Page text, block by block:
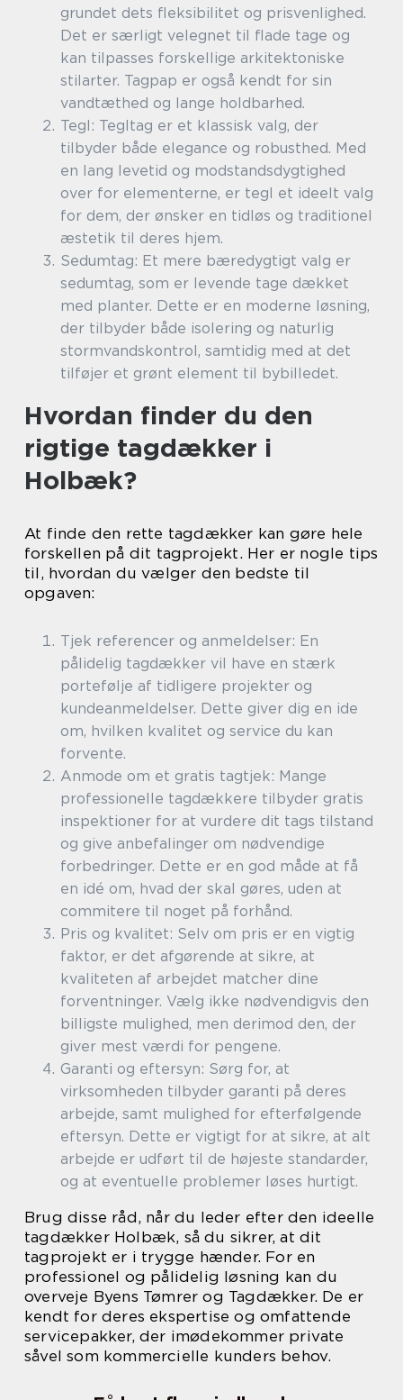
grundet dets fleksibilitet og prisvenlighed.
Det er særligt velegnet til flade tage og
kan tilpasses forskellige arkitektoniske
stilarter. Tagpap er også kendt for sin
vandtæthed og lange holdbarhed.
Tegl: Tegltag er et klassisk valg, der
tilbyder både elegance og robusthed. Med
en lang levetid og modstandsdygtighed
over for elementerne, er tegl et ideelt valg
for dem, der ønsker en tidløs og traditionel
æstetik til deres hjem.
Sedumtag: Et mere bæredygtigt valg er
sedumtag, som er levende tage dækket
med planter. Dette er en moderne løsning,
der tilbyder både isolering og naturlig
stormvandskontrol, samtidig med at det
tilføjer et grønt element til bybilledet.
Hvordan finder du den
rigtige tagdækker i
Holbæk?
At finde den rette tagdækker kan gøre hele
forskellen på dit tagprojekt. Her er nogle tips
til, hvordan du vælger den bedste til
opgaven:
Tjek referencer og anmeldelser: En
pålidelig tagdækker vil have en stærk
portefølje af tidligere projekter og
kundeanmeldelser. Dette giver dig en ide
om, hvilken kvalitet og service du kan
forvente.
Anmode om et gratis tagtjek: Mange
professionelle tagdækkere tilbyder gratis
inspektioner for at vurdere dit tags tilstand
og give anbefalinger om nødvendige
forbedringer. Dette er en god måde at få
en idé om, hvad der skal gøres, uden at
commitere til noget på forhånd.
Pris og kvalitet: Selv om pris er en vigtig
faktor, er det afgørende at sikre, at
kvaliteten af arbejdet matcher dine
forventninger. Vælg ikke nødvendigvis den
billigste mulighed, men derimod den, der
giver mest værdi for pengene.
Garanti og eftersyn: Sørg for, at
virksomheden tilbyder garanti på deres
arbejde, samt mulighed for efterfølgende
eftersyn. Dette er vigtigt for at sikre, at alt
arbejde er udført til de højeste standarder,
og at eventuelle problemer løses hurtigt.
Brug disse råd, når du leder efter den ideelle
tagdækker Holbæk, så du sikrer, at dit
tagprojekt er i trygge hænder. For en
professionel og pålidelig løsning kan du
overveje Byens Tømrer og Tagdækker. De er
kendt for deres ekspertise og omfattende
servicepakker, der imødekommer private
såvel som kommercielle kunders behov.